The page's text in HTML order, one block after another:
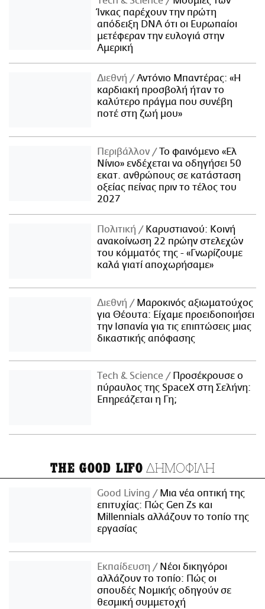
Ίνκας παρέχουν την πρώτη
απόδειξη DNA ότι οι Ευρωπαίοι
μετέφεραν την ευλογιά στην
Αμερική
Διεθνή
Αντόνιο Μπαντέρας: «Η
καρδιακή προσβολή ήταν το
καλύτερο πράγμα που συνέβη
ποτέ στη ζωή μου»
Περιβάλλον
Το φαινόμενο «Ελ
Νίνιο» ενδέχεται να οδηγήσει 50
εκατ. ανθρώπους σε κατάσταση
οξείας πείνας πριν το τέλος του
2027
Πολιτική
Καρυστιανού: Κοινή
ανακοίνωση 22 πρώην στελεχών
του κόμματός της - «Γνωρίζουμε
καλά γιατί αποχωρήσαμε»
Διεθνή
Μαροκινός αξιωματούχος
για Θέουτα: Είχαμε προειδοποιήσει
την Ισπανία για τις επιπτώσεις μιας
δικαστικής απόφασης
Τech & Science
Προσέκρουσε ο
πύραυλος της SpaceX στη Σελήνη:
Επηρεάζεται η Γη;
THE GOOD LIFO ΔΗΜΟΦΙΛΗ
Good Living
Μια νέα οπτική της
επιτυχίας: Πώς Gen Zs και
Millennials αλλάζουν το τοπίο της
εργασίας
Εκπαίδευση
Νέοι δικηγόροι
αλλάζουν το τοπίο: Πώς οι
σπουδές Νομικής οδηγούν σε
θεσμική συμμετοχή